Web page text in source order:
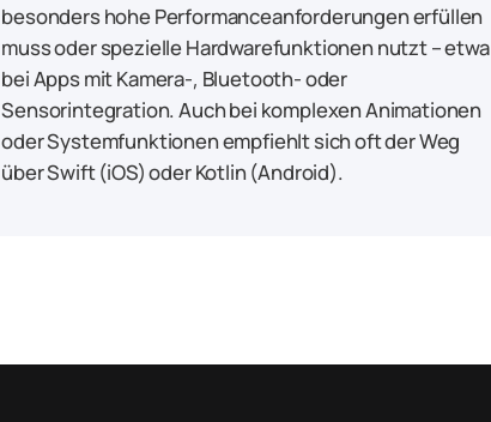
besonders hohe Performanceanforderungen erfüllen
muss oder spezielle Hardwarefunktionen nutzt – etwa
bei Apps mit Kamera-, Bluetooth- oder
Sensorintegration. Auch bei komplexen Animationen
oder Systemfunktionen empfiehlt sich oft der Weg
über Swift (iOS) oder Kotlin (Android).